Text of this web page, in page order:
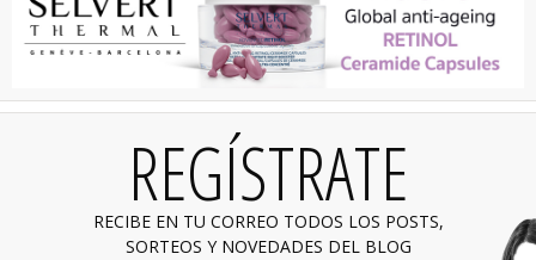
REGÍSTRATE
RECIBE EN TU CORREO TODOS LOS POSTS,
SORTEOS Y NOVEDADES DEL BLOG